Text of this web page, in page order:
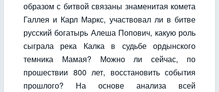
образом с битвой связаны знаменитая комета
Галлея и Карл Маркс, участвовал ли в битве
русский богатырь Алеша Попович, какую роль
сыграла река Калка в судьбе ордынского
темника Мамая? Можно ли сейчас, по
прошествии 800 лет, восстановить события
прошлого? На основе анализа всей